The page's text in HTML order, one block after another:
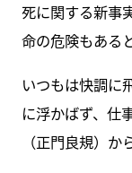
死に関する新事
命の危険もある
いつもは快調に
に浮かばず、仕
（正門良規）